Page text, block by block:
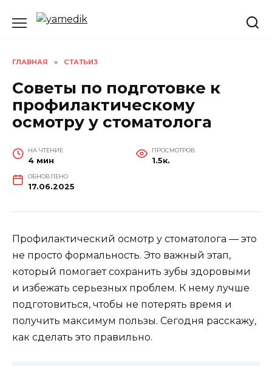
ГЛАВНАЯ » СТАТЬИ3
Советы по подготовке к
профилактическому
осмотру у стоматолога
НА ЧТЕНИЕ
4 мин
ПРОСМОТРОВ
1.5к.
ОБНОВЛЕНО
17.06.2025
Профилактический осмотр у стоматолога — это
не просто формальность. Это важный этап,
который помогает сохранить зубы здоровыми
и избежать серьезных проблем. К нему лучше
подготовиться, чтобы не потерять время и
получить максимум пользы. Сегодня расскажу,
как сделать это правильно.